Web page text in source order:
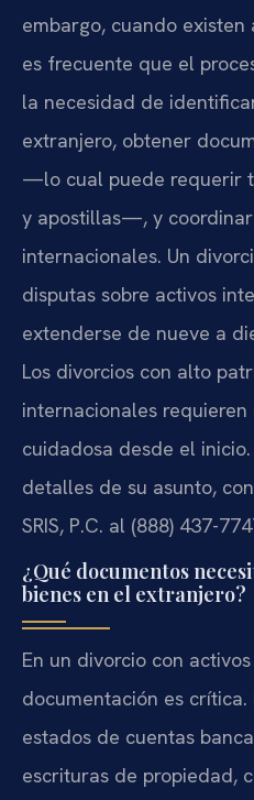
embargo, cuando
es frecuente que el
la necesidad de
extranjero, obtener
—lo cual puede requerir
y apostillas—, y
internacionales. Un
disputas sobre activos
extenderse de nueve a
Los divorcios con alto
internacionales
cuidadosa desde el
detalles de su asunto,
SRIS, P.C. al (888) 437-
¿Qué documentos
bienes en el extranjero?
En un divorcio con
documentación es
estados de cuentas
escrituras de propiedad,